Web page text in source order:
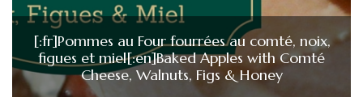
[:fr]Pommes au Four fourrées au comté, noix,
figues et miel[:en]Baked Apples with Comté
Cheese, Walnuts, Figs & Honey